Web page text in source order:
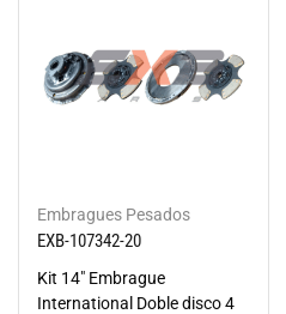
Embragues Pesados
EXB-107342-20
Kit 14" Embrague
International Doble disco 4